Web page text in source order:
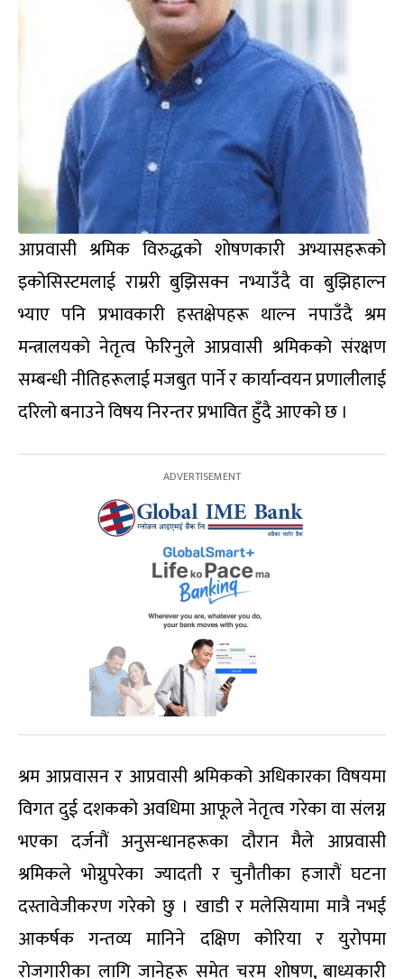
आप्रवासी श्रमिक विरुद्धको शोषणकारी अभ्यासहरूको
इकोसिस्टमलाई राम्ररी बुझिसक्न नभ्याउँदै वा बुझिहाल्न
भ्याए पनि प्रभावकारी हस्तक्षेपहरू थाल्न नपाउँदै श्रम
मन्त्रालयको नेतृत्व फेरिनुले आप्रवासी श्रमिकको संरक्षण
सम्बन्धी नीतिहरूलाई मजबुत पार्ने र कार्यान्वयन प्रणालीलाई
दरिलो बनाउने विषय निरन्तर प्रभावित हुँदै आएको छ ।
श्रम आप्रवासन र आप्रवासी श्रमिकको अधिकारका विषयमा
विगत दुई दशकको अवधिमा आफूले नेतृत्व गरेका वा संलग्न
भएका दर्जनौं अनुसन्धानहरूका दौरान मैले आप्रवासी
श्रमिकले भोग्नुपरेका ज्यादती र चुनौतीका हजारौं घटना
दस्तावेजीकरण गरेको छु । खाडी र मलेसियामा मात्रै नभई
आकर्षक गन्तव्य मानिने दक्षिण कोरिया र युरोपमा
रोजगारीका लागि जानेहरू समेत चरम शोषण, बाध्यकारी